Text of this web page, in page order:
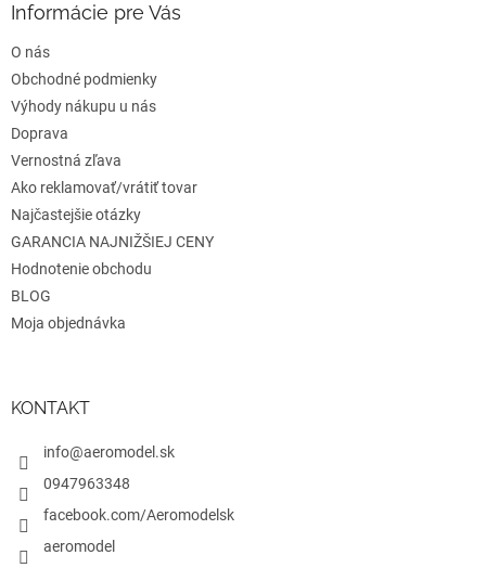
e
Informácie pre Vás
O nás
Obchodné podmienky
Výhody nákupu u nás
Doprava
Vernostná zľava
Ako reklamovať/vrátiť tovar
Najčastejšie otázky
GARANCIA NAJNIŽŠIEJ CENY
Hodnotenie obchodu
BLOG
Moja objednávka
KONTAKT
info@aeromodel.sk
0947963348
facebook.com/Aeromodelsk
aeromodel